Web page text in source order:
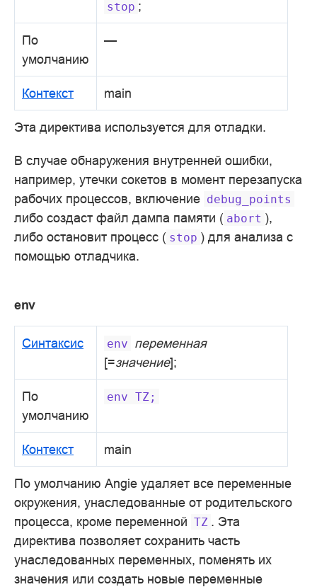
stop ;
По
умолчанию
—
Контекст main
Эта директива используется для отладки.
В случае обнаружения внутренней ошибки,
например, утечки сокетов в момент перезапуска
рабочих процессов, включение debug_points
либо создаст файл дампа памяти ( abort ),
либо остановит процесс ( stop ) для анализа с
помощью отладчика.
env
Синтаксис env переменная
[=значение];
По
умолчанию
env TZ;
Контекст main
По умолчанию Angie удаляет все переменные
окружения, унаследованные от родительского
процесса, кроме переменной TZ . Эта
директива позволяет сохранить часть
унаследованных переменных, поменять их
значения или создать новые переменные